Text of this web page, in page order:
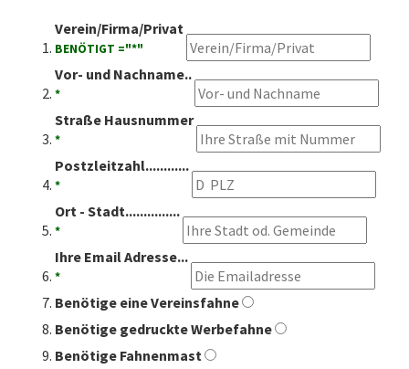
Verein/Firma/Privat
BENÖTIGT ="*"
Vor- und Nachname..
*
Straße Hausnummer
*
Postzleitzahl............
*
Ort - Stadt...............
*
Ihre Email Adresse...
*
Benötige eine Vereinsfahne
Benötige gedruckte Werbefahne
Benötige Fahnenmast